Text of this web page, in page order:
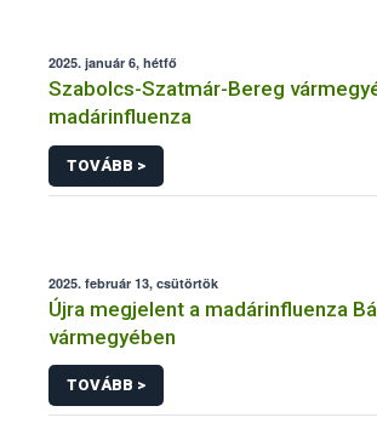
2025. január 6, hétfő
Szabolcs-Szatmár-Bereg
madárinfluenza
TOVÁBB >
2025. február 13, csütörtök
Újra megjelent a madárinfluenza
vármegyében
TOVÁBB >